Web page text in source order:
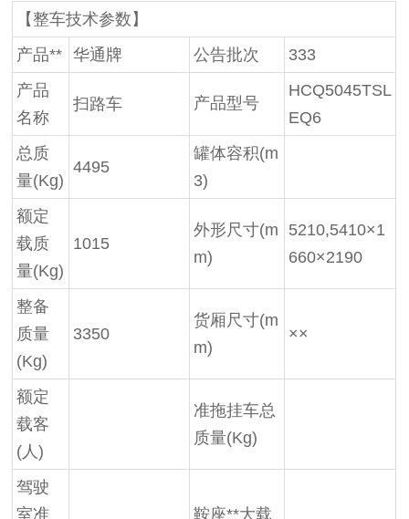
【整车技术参数】
产品**
华通牌 公告批次
333
产品
名称
扫路车 产品型号
HCQ5045TSL
EQ6
总质
量(Kg)
4495
罐体容积(m
3)
额定
载质
量(Kg)
1015
外形尺寸(m
m)
5210,5410×1
660×2190
整备
质量
(Kg)
3350
货厢尺寸(m
m)
××
额定
载客
(人)
准拖挂车总
质量(Kg)
驾驶
室准
鞍座**大载